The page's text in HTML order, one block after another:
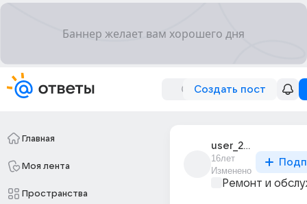
Создать пост
Главная
Моя лента
Пространства
user_21039397
16лет
Изменено
Ремонт и